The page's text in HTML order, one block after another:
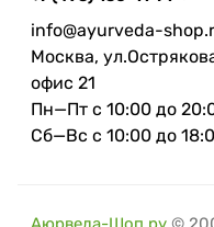
info@ayurveda-
Москва,
офис 21
Пн—Пт с 10:00 до
Сб—Вс с 10:00 до